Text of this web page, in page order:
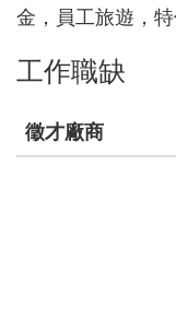
金，員工旅遊，特
工作職缺
徵才廠商